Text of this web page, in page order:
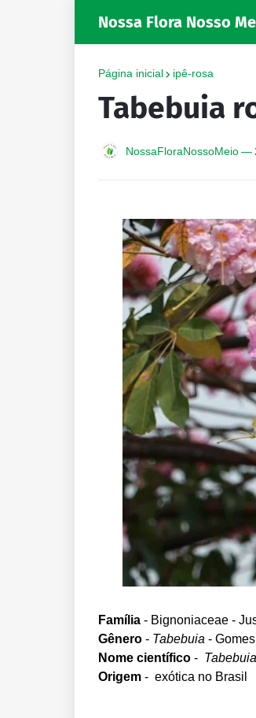
Nossa Flora Nosso
Página inicial ipê-rosa
Tabebuia
NossaFloraNossoMeio—
Família - Bignoniaceae -
Gênero - Tabebuia -
Nome científico -
Origem - exótica no Brasil